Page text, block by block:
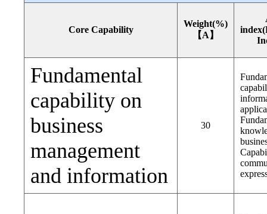
Core Capability
Weight(%)
【A】
Fundamental
capability on
business
management
and information
30